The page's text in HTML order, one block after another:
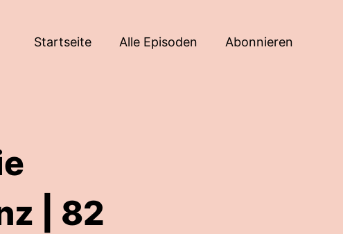
Startseite Alle Episoden Abonnieren
| 82